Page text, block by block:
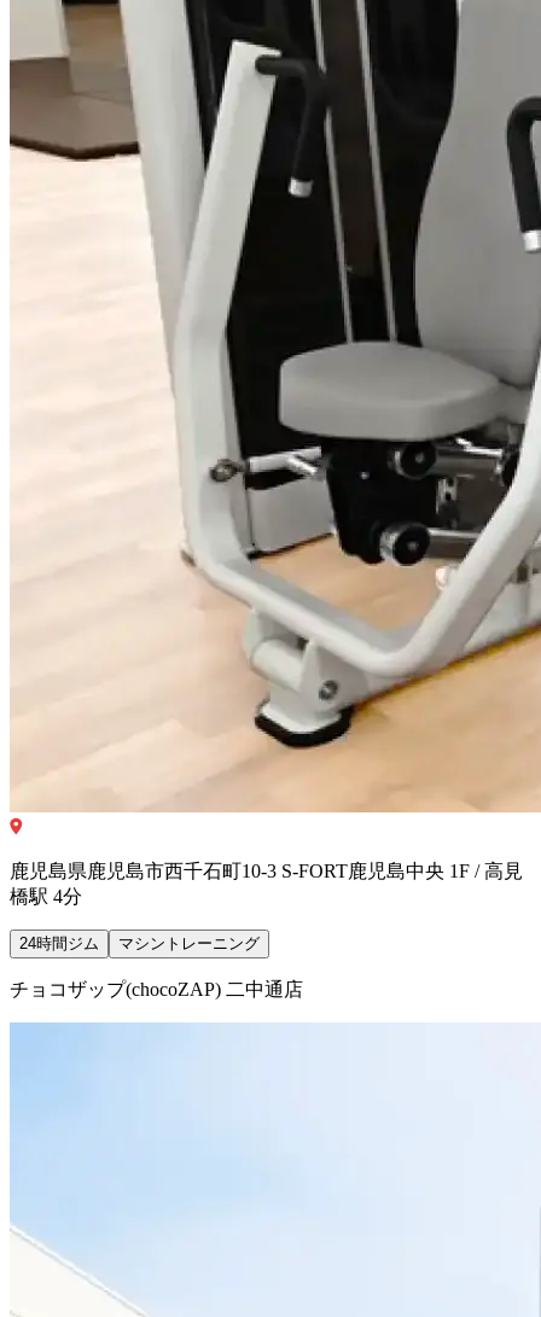
鹿児島県鹿児島市西千石町10-3 S-FORT鹿児島中央 1F / 高見
橋駅 4分
24時間ジム マシントレーニング
チョコザップ(chocoZAP) 二中通店